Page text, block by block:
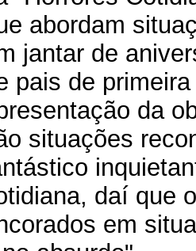
abordam
jantar de
pais de
da
situações
daí que
em